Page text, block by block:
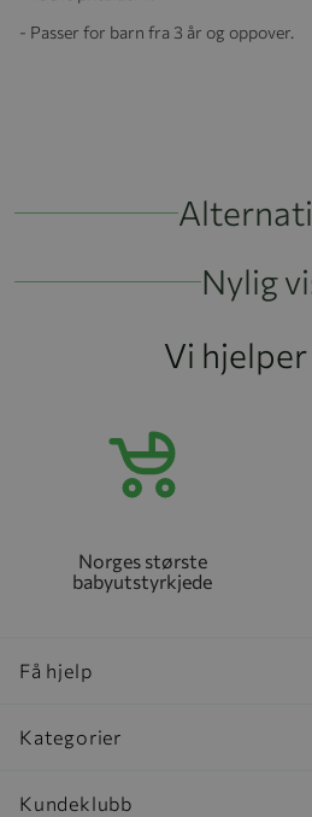
- Passer for barn fra 3 år og oppover.
Nylig
Vi hjelper
Norges største
babyutstyrkjede
Få hjelp
Kategorier
Kundeklubb